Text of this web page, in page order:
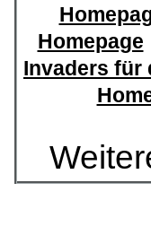
Homepage
Invaders für